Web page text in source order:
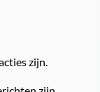
zijn.